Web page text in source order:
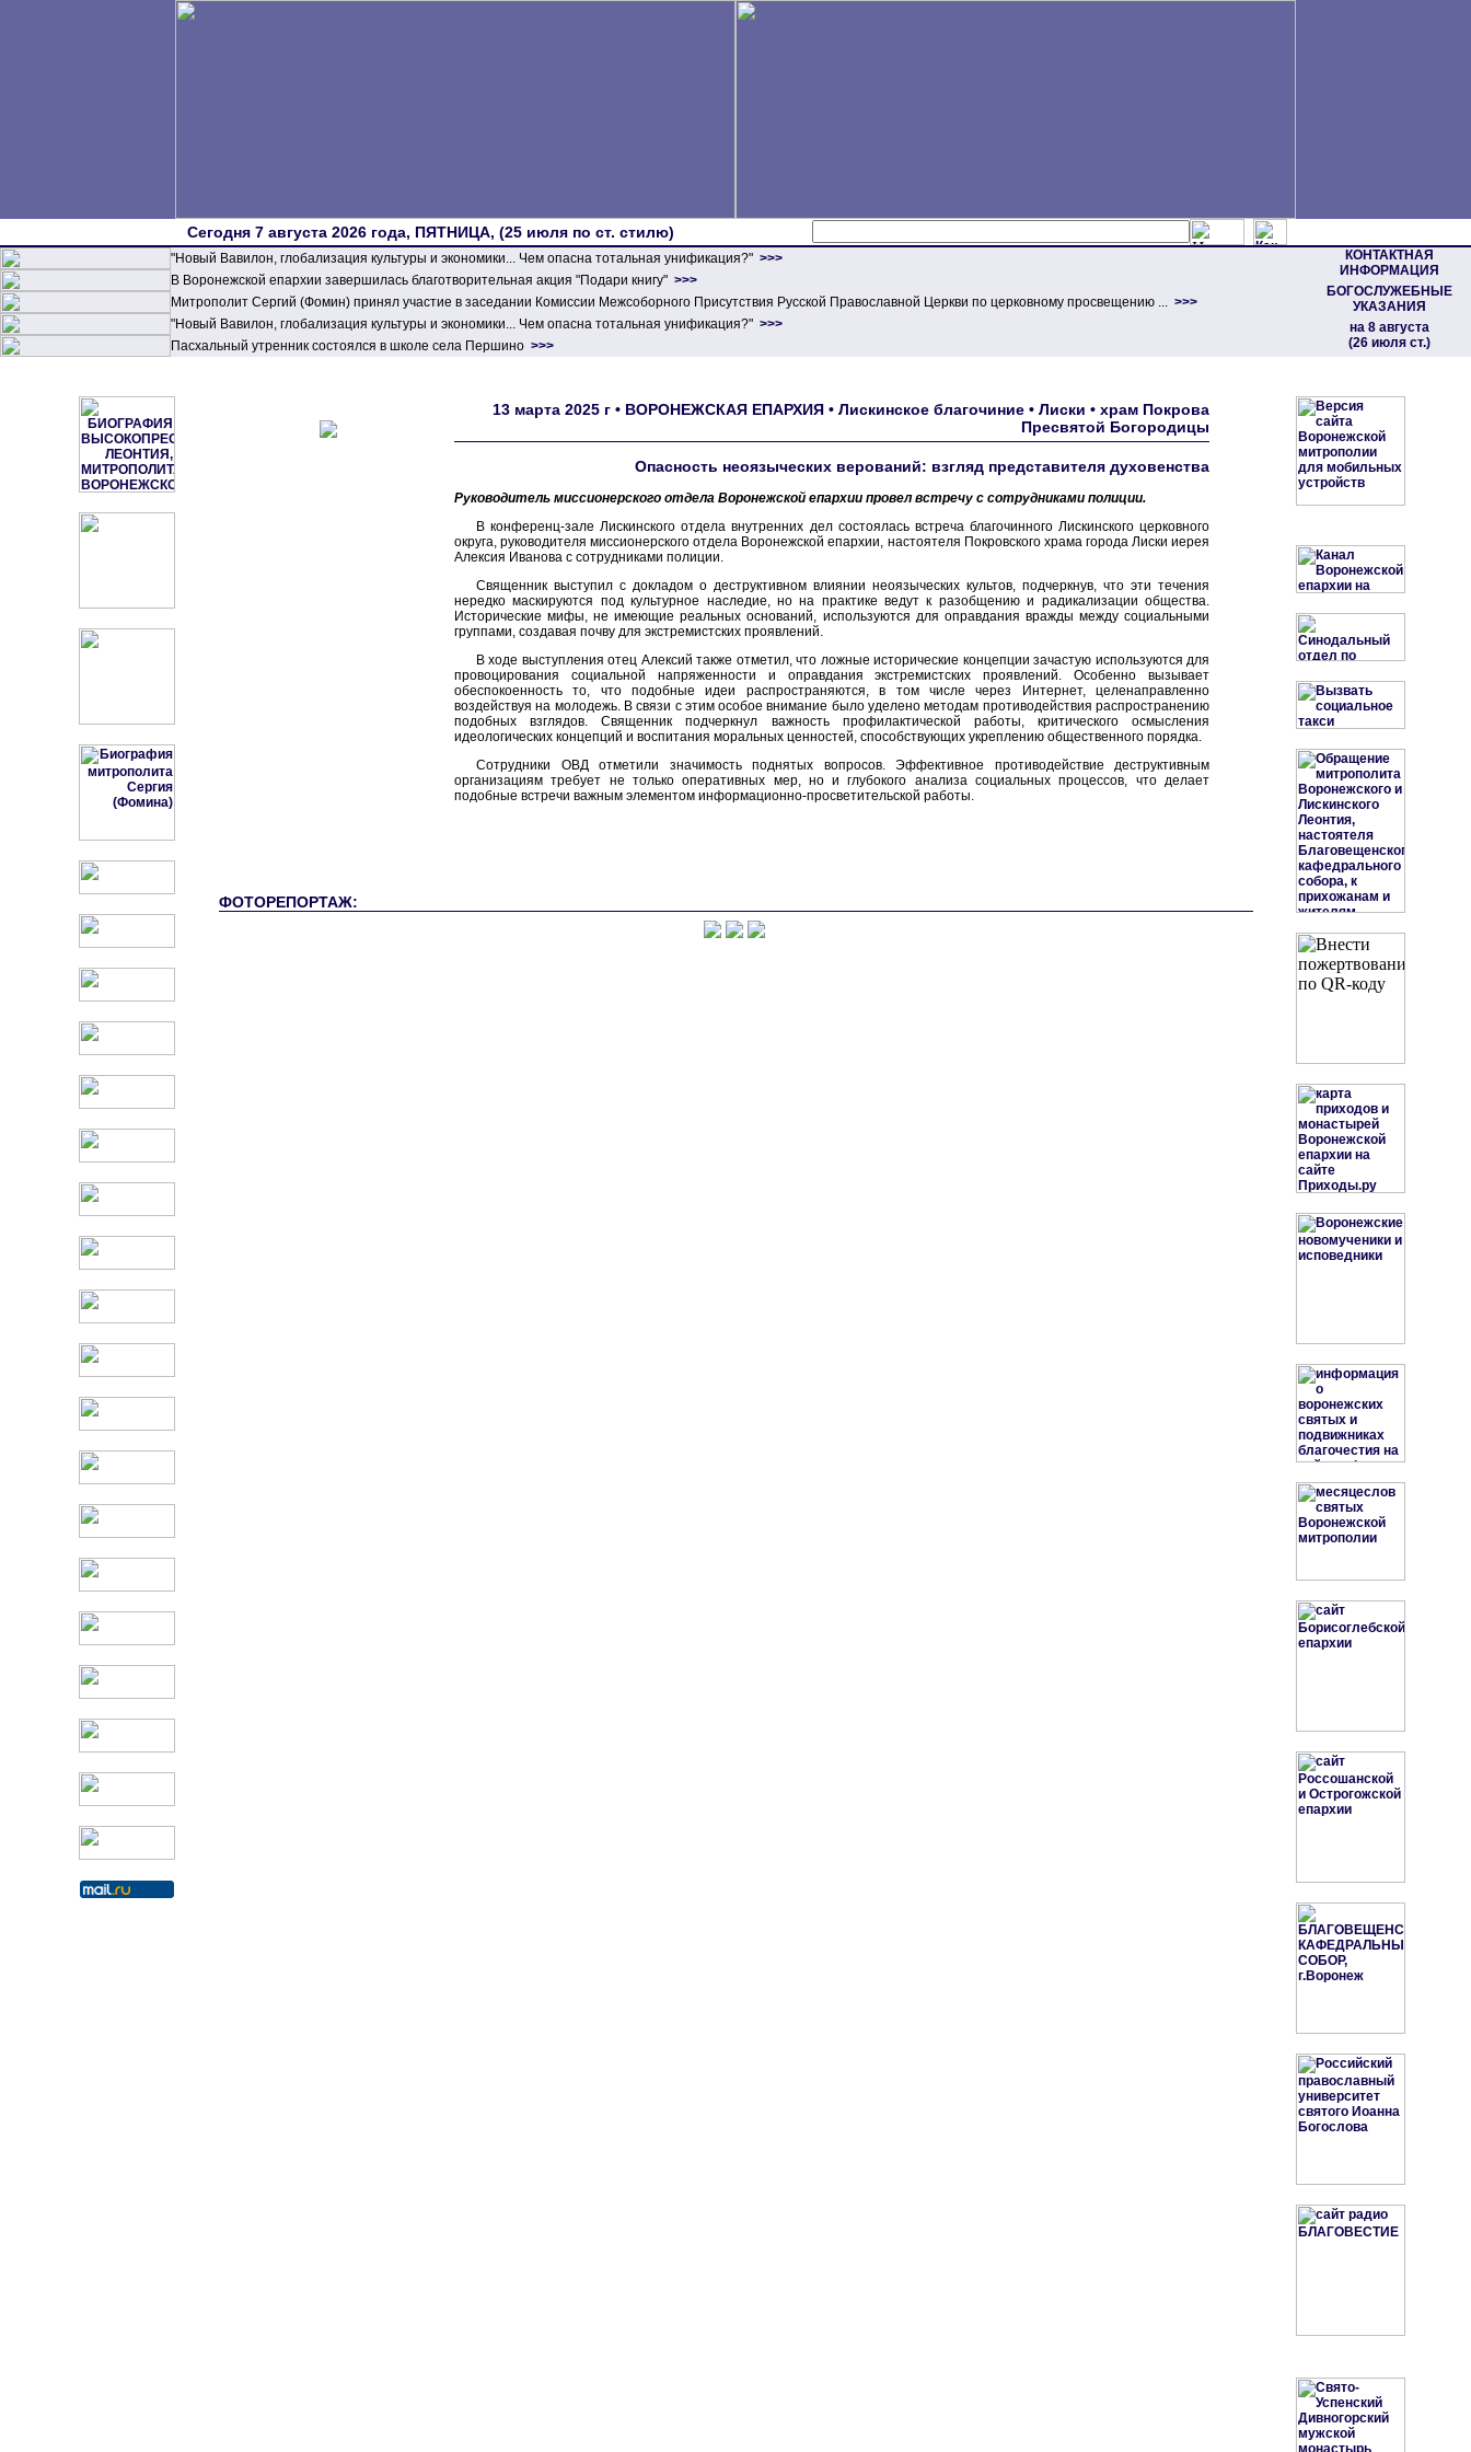
Сегодня 7 августа 2026 года, ПЯТНИЦА, (25 июля по ст. стилю)
"Новый Вавилон, глобализация культуры и экономики... Чем опасна тотальная унификация?" >>>
КОНТАКТНАЯ
ИНФОРМАЦИЯ
БОГОСЛУЖЕБНЫЕ
УКАЗАНИЯ
на 8 августа
(26 июля ст.)
В Воронежской епархии завершилась благотворительная акция "Подари книгу" >>>
Митрополит Сергий (Фомин) принял участие в заседании Комиссии Межсоборного Присутствия Русской Православной Церкви по церковному просвещению ... >>>
"Новый Вавилон, глобализация культуры и экономики... Чем опасна тотальная унификация?" >>>
Пасхальный утренник состоялся в школе села Першино >>>
13 марта 2025 г • ВОРОНЕЖСКАЯ ЕПАРХИЯ • Лискинское благочиние • Лиски • храм Покрова
Пресвятой Богородицы
Опасность неоязыческих верований: взгляд представителя духовенства
Руководитель миссионерского отдела Воронежской епархии провел встречу с сотрудниками полиции.
В конференц-зале Лискинского отдела внутренних дел состоялась встреча благочинного Лискинского церковного
округа, руководителя миссионерского отдела Воронежской епархии, настоятеля Покровского храма города Лиски иерея
Алексия Иванова с сотрудниками полиции.
Священник выступил с докладом о деструктивном влиянии неоязыческих культов, подчеркнув, что эти течения
нередко маскируются под культурное наследие, но на практике ведут к разобщению и радикализации общества.
Исторические мифы, не имеющие реальных оснований, используются для оправдания вражды между социальными
группами, создавая почву для экстремистских проявлений.
В ходе выступления отец Алексий также отметил, что ложные исторические концепции зачастую используются для
провоцирования социальной напряженности и оправдания экстремистских проявлений. Особенно вызывает
обеспокоенность то, что подобные идеи распространяются, в том числе через Интернет, целенаправленно
воздействуя на молодежь. В связи с этим особое внимание было уделено методам противодействия распространению
подобных взглядов. Священник подчеркнул важность профилактической работы, критического осмысления
идеологических концепций и воспитания моральных ценностей, способствующих укреплению общественного порядка.
Сотрудники ОВД отметили значимость поднятых вопросов. Эффективное противодействие деструктивным
организациям требует не только оперативных мер, но и глубокого анализа социальных процессов, что делает
подобные встречи важным элементом информационно-просветительской работы.
ФОТОРЕПОРТАЖ: